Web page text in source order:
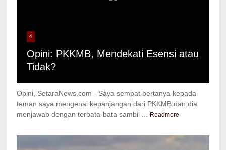
4
Opini: PKKMB, Mendekati Esensi atau
Tidak?
Opini, SetaraNews.com - Saya sempat bertanya kepada
teman saya mengenai kepanjangan dari PKKMB dan dia
menjawab dengan terbata-bata sambil ...
Readmore